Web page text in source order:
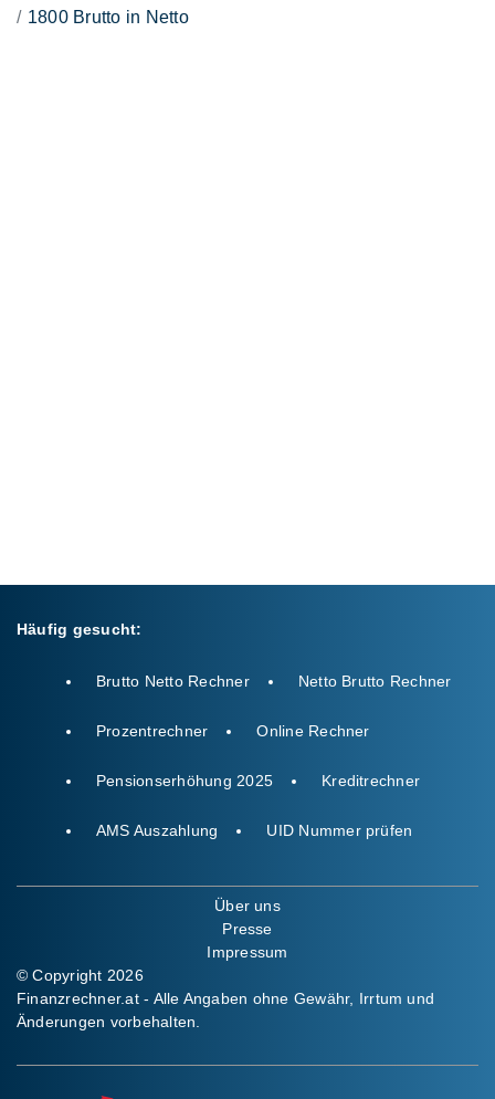
1800 Brutto in Netto
Häufig gesucht:
Brutto Netto Rechner Netto Brutto Rechner
Prozentrechner Online Rechner
Pensionserhöhung 2025 Kreditrechner
AMS Auszahlung UID Nummer prüfen
Über uns
Presse
Impressum
© Copyright 2026
Finanzrechner.at - Alle Angaben ohne Gewähr, Irrtum und
Änderungen vorbehalten.